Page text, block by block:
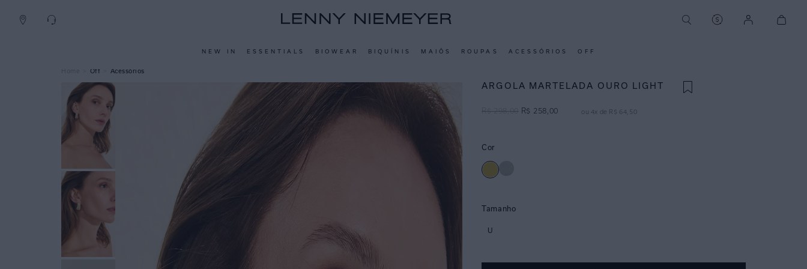
NEW IN ESSENTIALS BIOWEAR BIQUÍNIS MAIÔS ROUPAS ACESSÓRIOS OFF
Off Acessórios
ARGOLA MARTELADA OURO LIGHT
R$ 298,00 R$ 258 00 ou 4x de R$ 64 50
Cor
Tamanho
U